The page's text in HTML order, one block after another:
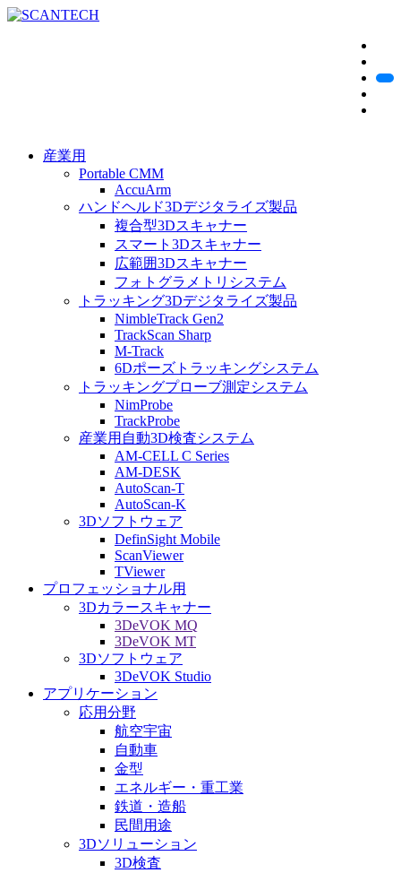
産業用
Portable CMM
AccuArm
ハンドヘルド3Dデジタライズ製品
複合型3Dスキャナー
スマート3Dスキャナー
広範囲3Dスキャナー
フォトグラメトリシステム
トラッキング3Dデジタライズ製品
NimbleTrack Gen2
TrackScan Sharp
M-Track
6Dポーズトラッキングシステム
トラッキングプローブ測定システム
NimProbe
TrackProbe
産業用自動3D検査システム
AM-CELL C Series
AM-DESK
AutoScan-T
AutoScan-K
3Dソフトウェア
DefinSight Mobile
ScanViewer
TViewer
プロフェッショナル用
3Dカラースキャナー
3DeVOK MQ
3DeVOK MT
3Dソフトウェア
3DeVOK Studio
アプリケーション
応用分野
航空宇宙
自動車
金型
エネルギー・重工業
鉄道・造船
民間用途
3Dソリューション
3D検査